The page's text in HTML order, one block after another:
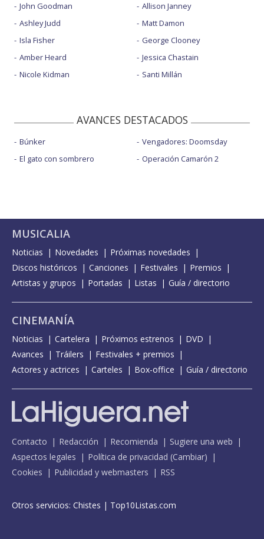
John Goodman
Ashley Judd
Isla Fisher
Amber Heard
Nicole Kidman
Allison Janney
Matt Damon
George Clooney
Jessica Chastain
Santi Millán
AVANCES DESTACADOS
Búnker
El gato con sombrero
Vengadores: Doomsday
Operación Camarón 2
MUSICALIA
Noticias Novedades
Próximas novedades
Discos históricos
Canciones Festivales
Premios
Artistas y grupos
Portadas Listas Guía / directorio
CINEMANÍA
Noticias Cartelera Próximos estrenos
DVD
Avances
Tráilers
Festivales + premios
Actores y actrices
Carteles Box-office Guía / directorio
Contacto Redacción Recomienda
Sugiere una web
Aspectos legales
Política de privacidad (Cambiar)
Cookies
Publicidad y webmasters RSS
Otros servicios: Chistes | Top10Listas.com